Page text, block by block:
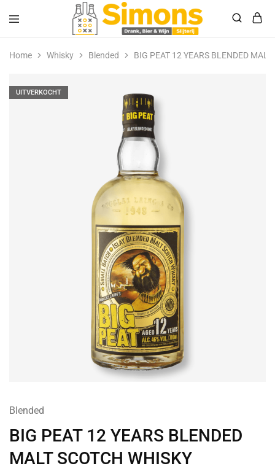
Simonsdrank.nl
Drank,
Bier
&
Home Whisky Blended BIG PEAT 12 YEARS BLENDED
UITVERKOCHT
Blended
BIG PEAT 12 YEARS BLENDED
MALT SCOTCH WHISKY